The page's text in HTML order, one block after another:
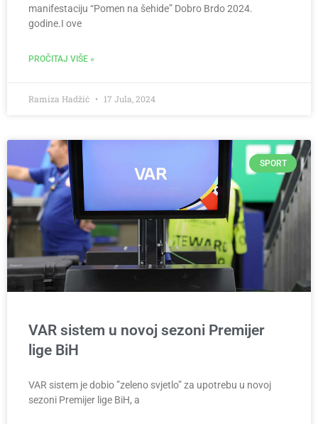
manifestaciju “Pomen na šehide” Dobro Brdo 2024.
godine.I ove
PROČITAJ VIŠE »
Ramiza Hadžić 17 Jula, 2024
SPORT
VAR sistem u novoj sezoni Premijer
lige BiH
VAR sistem je dobio ”zeleno svjetlo” za upotrebu u novoj
sezoni Premijer lige BiH, a